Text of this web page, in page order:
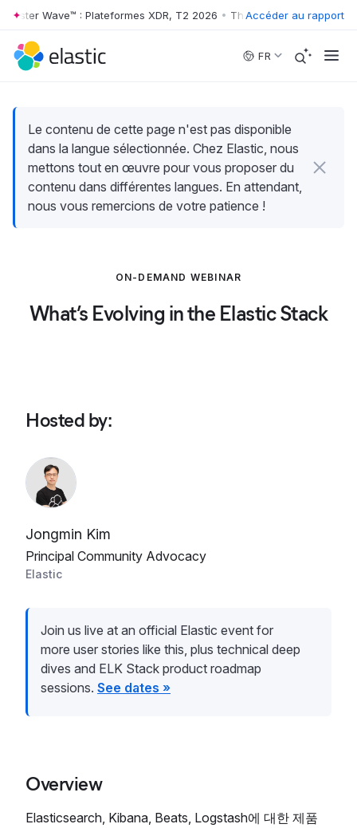
Skip to main content
Wave™ : Plateformes XDR, T2 2026 • The Forrester Wave™ :
Accéder au rapport
FR
Le contenu de cette page n'est pas disponible
dans la langue sélectionnée. Chez Elastic, nous
mettons tout en œuvre pour vous proposer du
contenu dans différentes langues. En attendant,
nous vous remercions de votre patience !
ON-DEMAND WEBINAR
What’s Evolving in the Elastic Stack
Hosted by:
Jongmin Kim
Principal Community Advocacy
Elastic
Join us live at an official Elastic event for
more user stories like this, plus technical deep
dives and ELK Stack product roadmap
sessions. See dates »
Overview
Elasticsearch, Kibana, Beats, Logstash에 대한 제품